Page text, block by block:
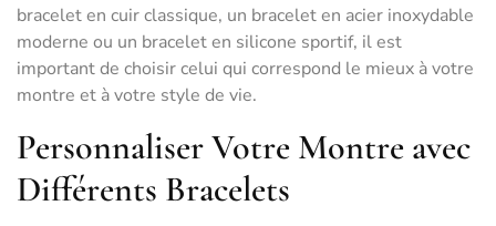
bracelet en cuir classique, un bracelet en acier inoxydable
moderne ou un bracelet en silicone sportif, il est
important de choisir celui qui correspond le mieux à votre
montre et à votre style de vie.
Personnaliser Votre Montre avec
Différents Bracelets